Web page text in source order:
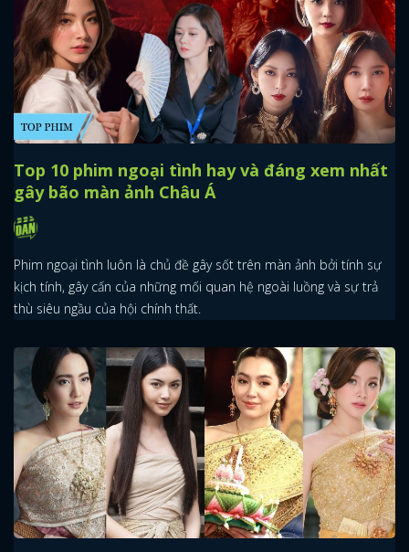
Top 10 phim ngoại tình hay và đáng xem nhất
gây bão màn ảnh Châu Á
Phim ngoại tình luôn là chủ đề gây sốt trên màn ảnh bởi tính sự
kịch tính, gây cấn của những mối quan hệ ngoài luồng và sự trả
thù siêu ngầu của hội chính thất.